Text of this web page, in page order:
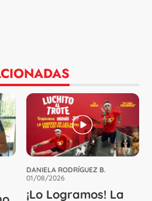
DANIELA RODRÍGUEZ B.
01/08/2026
¡Lo Logramos! La